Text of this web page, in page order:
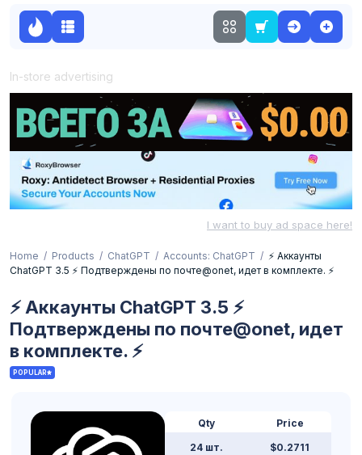
In-store advertising
I want to buy ad space here!
Home Products ChatGPT Accounts: ChatGPT
⚡️ Аккаунты
ChatGPT 3.5 ⚡️ Подтверждены по почте@onet, идет в комплекте. ⚡️
⚡️ Аккаунты ChatGPT 3.5 ⚡️
Подтверждены по почте@onet, идет
в комплекте. ⚡️
POPULAR
Qty
24 шт.
Price
$0.2711